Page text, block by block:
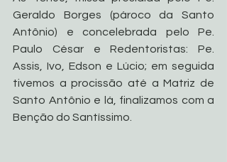
Geraldo Borges (pároco da Santo
Antônio) e concelebrada pelo Pe.
Paulo César e Redentoristas: Pe.
Assis, Ivo, Edson e Lúcio; em seguida
tivemos a procissão até a Matriz de
Santo Antônio e lá, finalizamos com a
Benção do Santíssimo.